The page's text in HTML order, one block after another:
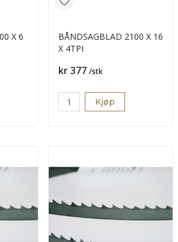
X 6
BÅNDSAGBLAD 2100 X 16
X 4TPI
Pris
kr 377 /stk
Kjøp